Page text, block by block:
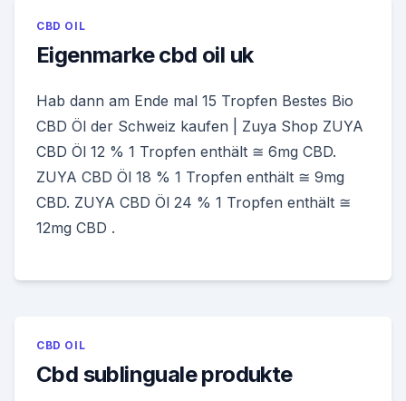
CBD OIL
Eigenmarke cbd oil uk
Hab dann am Ende mal 15 Tropfen Bestes Bio
CBD Öl der Schweiz kaufen | Zuya Shop ZUYA
CBD Öl 12 % 1 Tropfen enthält ≅ 6mg CBD.
ZUYA CBD Öl 18 % 1 Tropfen enthält ≅ 9mg
CBD. ZUYA CBD Öl 24 % 1 Tropfen enthält ≅
12mg CBD .
CBD OIL
Cbd sublinguale produkte